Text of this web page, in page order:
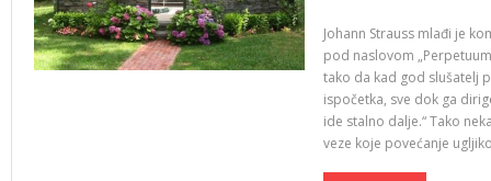
Johann Strauss mlađi je
pod naslovom
tako da kad god slušatelj
ispočetka, sve dok ga
ide stalno dalje.“ Tako
veze koje povećanje